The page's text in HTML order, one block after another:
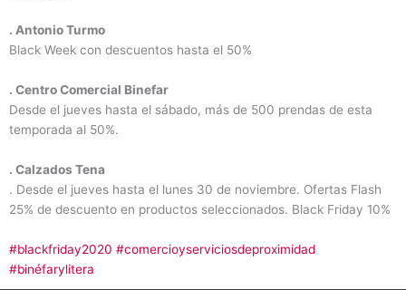
. Antonio Turmo
Black Week con descuentos hasta el 50%
. Centro Comercial Binefar
Desde el jueves hasta el sábado, más de 500 prendas de esta
temporada al 50%.
. Calzados Tena
. Desde el jueves hasta el lunes 30 de noviembre. Ofertas Flash
25% de descuento en productos seleccionados. Black Friday 10%
#blackfriday2020 #comercioyserviciosdeproximidad
#binéfarylitera